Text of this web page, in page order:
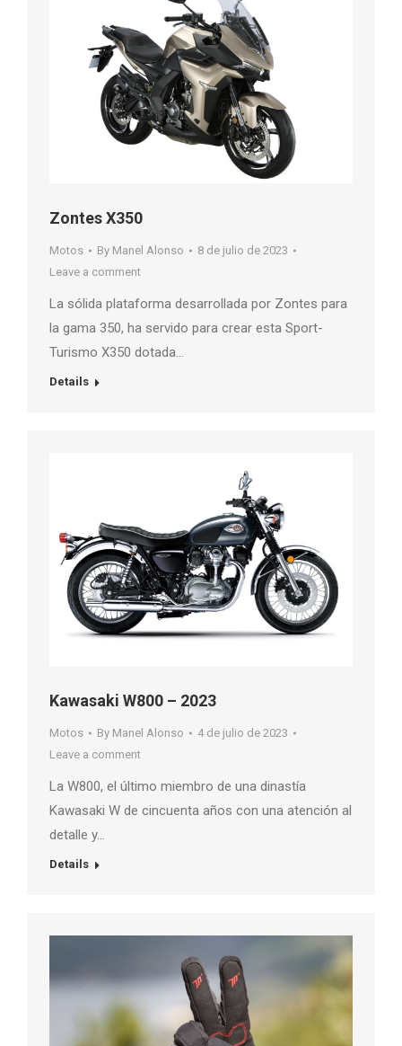
Zontes X350
Motos By Manel Alonso
8 de julio de 2023
Leave a comment
La sólida plataforma desarrollada por Zontes para
la gama 350, ha servido para crear esta Sport-
Turismo X350 dotada…
Details
Kawasaki W800 – 2023
Motos By Manel Alonso
4 de julio de 2023
Leave a comment
La W800, el último miembro de una dinastía
Kawasaki W de cincuenta años con una atención al
detalle y…
Details